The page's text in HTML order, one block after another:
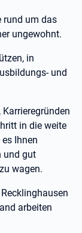
rund um das
ungewohnt.
in
und
in die weite
Ihnen
und gut
wagen.
arbeiten